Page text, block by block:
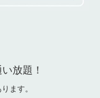
放題！
ます。